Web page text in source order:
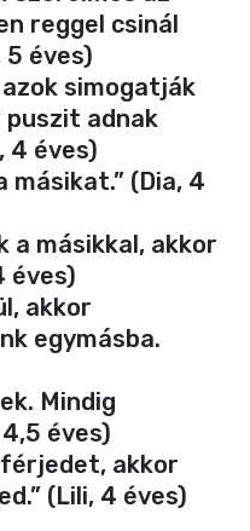
reggel csinál
5 éves)
simogatják
puszit adnak
4 éves)
másikat.” (Dia, 4
a másikkal, akkor
éves)
akkor
egymásba.
Mindig
éves)
akkor
(Lili, 4 éves)